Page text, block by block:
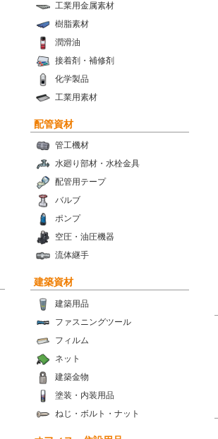
工業用金属素材
樹脂素材
潤滑油
接着剤・補修剤
化学製品
工業用素材
配管資材
管工機材
水廻り部材・水栓金具
配管用テープ
バルブ
ポンプ
空圧・油圧機器
流体継手
建築資材
建築用品
ファスニングツール
フィルム
ネット
建築金物
塗装・内装用品
ねじ・ボルト・ナット